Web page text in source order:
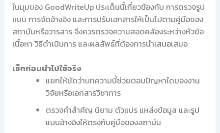
ในมุมของ GoodWriteUp ประเด็นนี้เกี่ยวข้องกับ การตรวจรูป
แบบ การจัดอ้างอิง และการปรับเอกสารให้เป็นไปตามคู่มือของ
สถาบันหรือวารสาร จึงควรตรวจความสอดคล้องระหว่างหัวข้อ
เนื้อหา วิธีดำเนินการ และผลลัพธ์ที่ต้องการนำเสนอเสมอ
เช็กก่อนนำไปใช้จริง
แยกให้ชัดว่าบทความนี้ช่วยตอบปัญหาใดของงาน
วิจัยหรือเอกสารวิชาการ
ตรวจคำสำคัญ นิยาม ตัวแปร แหล่งข้อมูล และรูป
แบบอ้างอิงให้ตรงกับคู่มือของสถาบัน